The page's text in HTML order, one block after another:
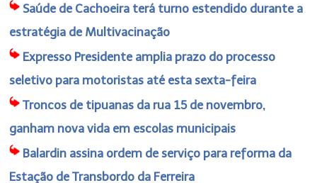
Saúde de Cachoeira terá turno estendido durante a
estratégia de Multivacinação
Expresso Presidente amplia prazo do processo
seletivo para motoristas até esta sexta-feira
Troncos de tipuanas da rua 15 de novembro,
ganham nova vida em escolas municipais
Balardin assina ordem de serviço para reforma da
Estação de Transbordo da Ferreira